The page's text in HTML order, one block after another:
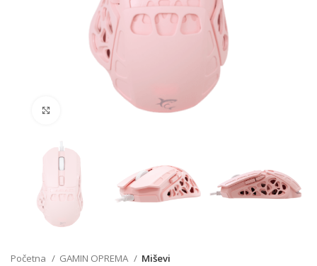
Početna GAMIN OPREMA Miševi